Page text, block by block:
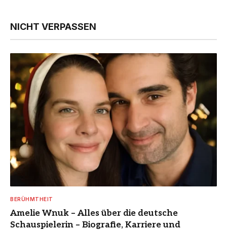
NICHT VERPASSEN
BERÜHMTHEIT
Amelie Wnuk – Alles über die deutsche
Schauspielerin – Biografie, Karriere und